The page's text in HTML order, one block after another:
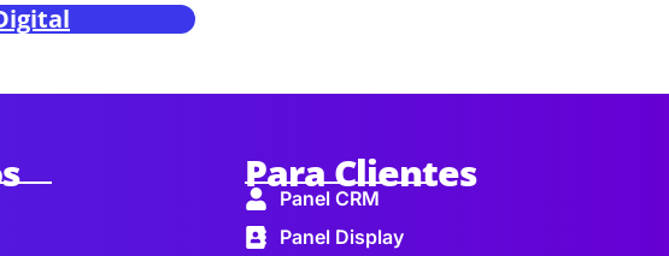
Para Clientes
Panel CRM
Panel Display